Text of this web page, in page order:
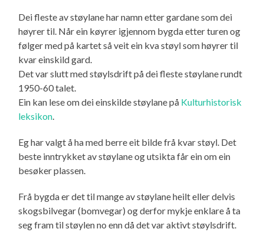
Dei fleste av støylane har namn etter gardane som dei
høyrer til. Når ein køyrer igjennom bygda etter turen og
følger med på kartet så veit ein kva støyl som høyrer til
kvar einskild gard.
Det var slutt med støylsdrift på dei fleste støylane rundt
1950-60 talet.
Ein kan lese om dei einskilde støylane på Kulturhistorisk
leksikon.
Eg har valgt å ha med berre eit bilde frå kvar støyl. Det
beste inntrykket av støylane og utsikta får ein om ein
besøker plassen.
Frå bygda er det til mange av støylane heilt eller delvis
skogsbilvegar (bomvegar) og derfor mykje enklare å ta
seg fram til støylen no enn då det var aktivt støylsdrift.